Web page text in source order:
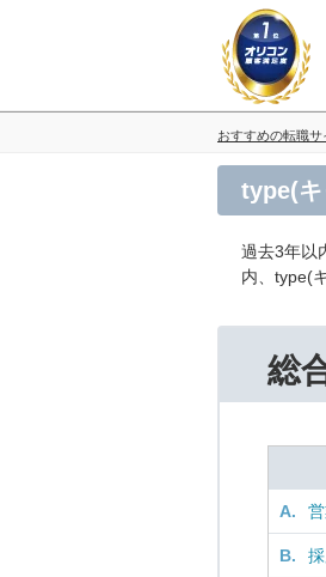
おすすめの転職
type(キ
過去3年以
内、type(
総
A.
B.